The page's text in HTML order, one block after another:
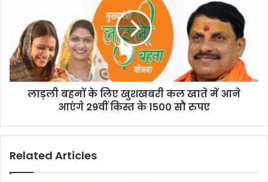
लाड़ली बहनों के लिए खुशखबरी कल खाते में आने
आएंगे 29वीं किस्त के 1500 सौ रुपए
Related Articles